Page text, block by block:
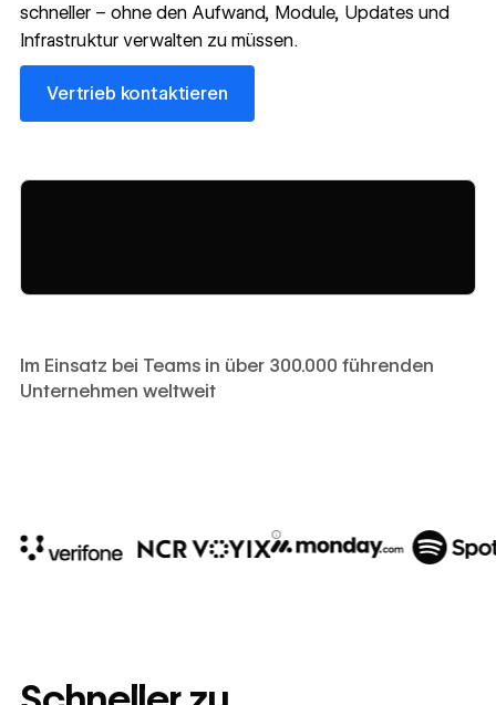
schneller – ohne den Aufwand, Module, Updates und
Infrastruktur verwalten zu müssen.
Vertrieb kontaktieren
Vertrieb kontaktieren
Im Einsatz bei Teams in über 300.000 führenden
Unternehmen weltweit